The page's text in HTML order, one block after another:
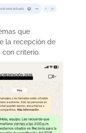
que
la recepción de
con criterio.